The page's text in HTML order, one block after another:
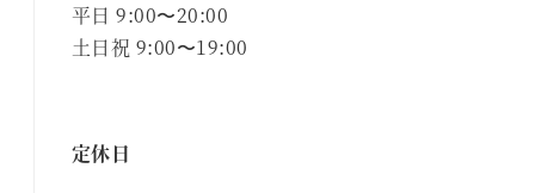
平日 9:00〜20:00
土日祝 9:00〜19:00
定休日